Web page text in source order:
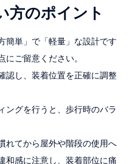
方のポイント
簡単」で「軽量」な設計です
ご留意ください。
認し、装着位置を正確に調整
ングを行うと、歩行時のバラ
れてから屋外や階段の使用へ
和感に注意し、装着部位に痛